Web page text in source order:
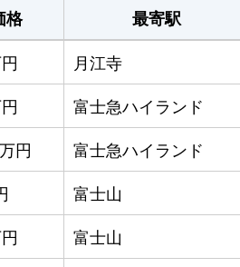
格 最寄駅
月江寺
富士急ハイランド
円 富士急ハイランド
富士山
富士山